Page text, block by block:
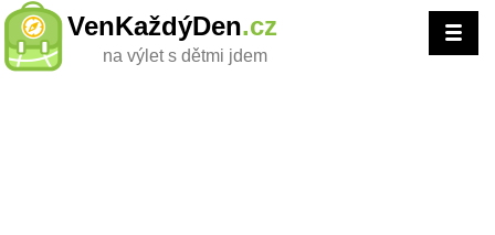
VenKaždýDen.cz
na výlet s dětmi jdem